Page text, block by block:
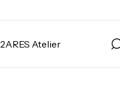
2ARES Atelier